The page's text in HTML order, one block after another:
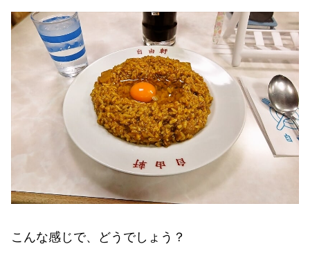
こんな感じで、どうでしょう？